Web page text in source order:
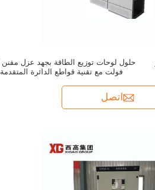
فولت مع تقنية قواطع الدائرة المتقدمة
اتصل